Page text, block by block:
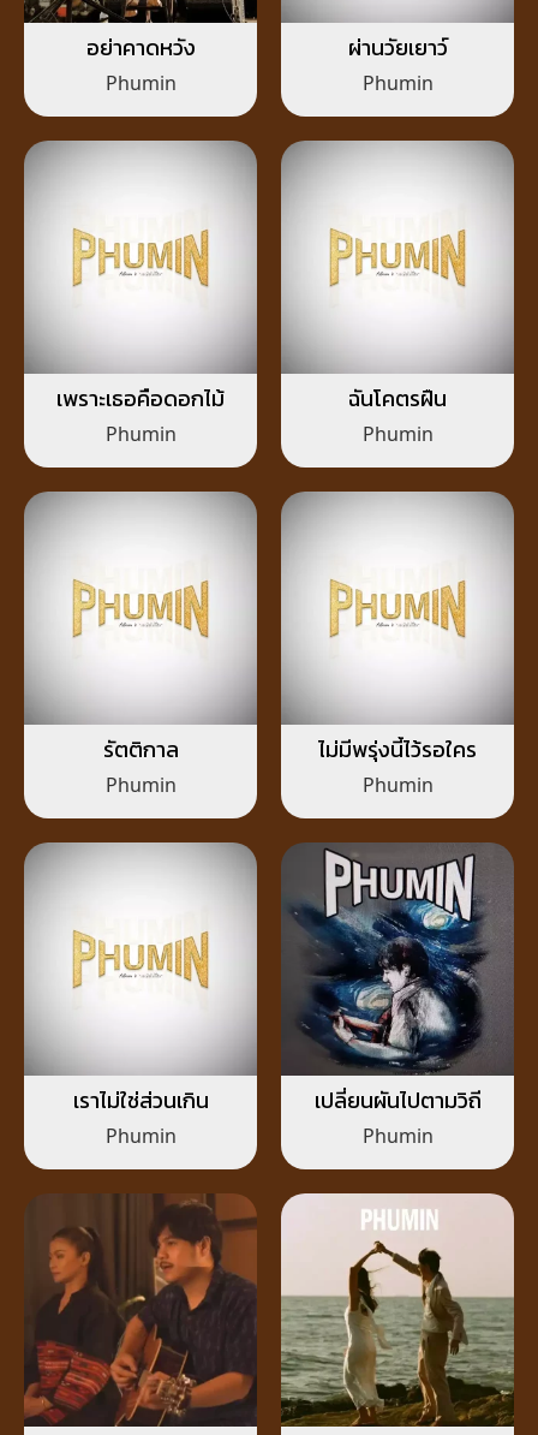
อย่าคาดหวัง
Phumin
ผ่านวัยเยาว์
Phumin
เพราะเธอคือดอกไม้
Phumin
ฉันโคตรฝืน
Phumin
รัตติกาล
Phumin
ไม่มีพรุ่งนี้ไว้รอใคร
Phumin
เราไม่ใช่ส่วนเกิน
Phumin
เปลี่ยนผันไปตามวิถี
Phumin